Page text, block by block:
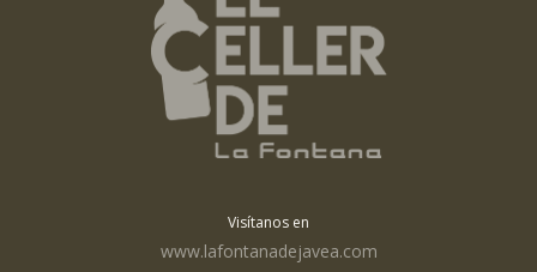
Visítanos en
www.lafontanadejavea.com